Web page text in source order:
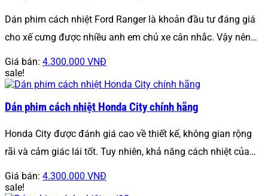
Dán phim cách nhiệt Ford Ranger là khoản đầu tư đáng giá
cho xế cưng được nhiều anh em chủ xe cân nhắc. Vậy nên…
Giá bán: 4.300.000 VNĐ
sale!
Dán phim cách nhiệt Honda City chính hãng
Honda City được đánh giá cao về thiết kế, không gian rộng
rãi và cảm giác lái tốt. Tuy nhiên, khả năng cách nhiệt của…
Giá bán: 4.300.000 VNĐ
sale!